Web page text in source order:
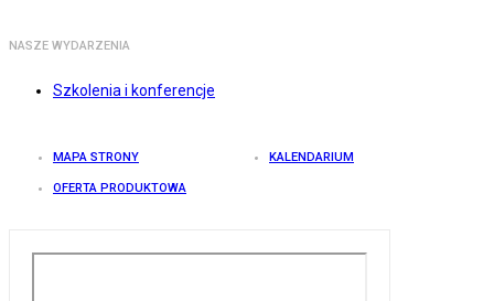
NASZE WYDARZENIA
Szkolenia i konferencje
MAPA STRONY KALENDARIUM
OFERTA PRODUKTOWA